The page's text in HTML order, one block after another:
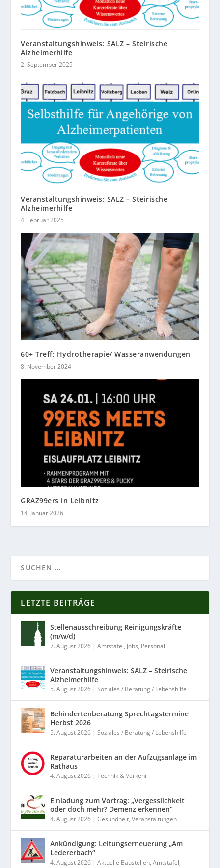
Veranstaltungshinweis: SALZ – Steirische
Alzheimerhilfe
2. September 2025
Veranstaltungshinweis: SALZ – Steirische
Alzheimerhilfe
4. Februar 2025
60+ Treff: Hydrotherapie/ Wasseranwendungen
8. November 2024
GRAZ99ers in Leibnitz
14. Januar 2026
LETZTE BEITRÄGE
Stellenausschreibung Reinigungskräfte
(m/w/d)
7. August 2026 |Amtstafel, Jobs, Personal
Veranstaltungshinweis: SALZ – Steirische
Alzheimerhilfe
5. August 2026 |Soziales / Beratung / Lebenshilfe
Behindertenberatung Sprechtagstermine
Herbst 2026
5. August 2026 |Soziales / Beratung / Lebenshilfe
Reparaturarbeiten an der Aufzugsanlage im
Rathaus
4. August 2026 |Technik & Verkehr
Einladung zum Vortrag: „Vergesslichkeit
oder doch mehr? Demenz erkennen“
4. August 2026 |Gesundheit,Veranstaltungen
Ankündigung: Leitungserneuerung „Am
Ledererbach“
4. August 2026 |Aktuelle Baustellen,Amtstafel,